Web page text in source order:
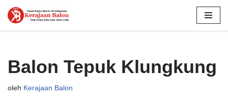
Balon Tepuk Klungkung
oleh Kerajaan Balon